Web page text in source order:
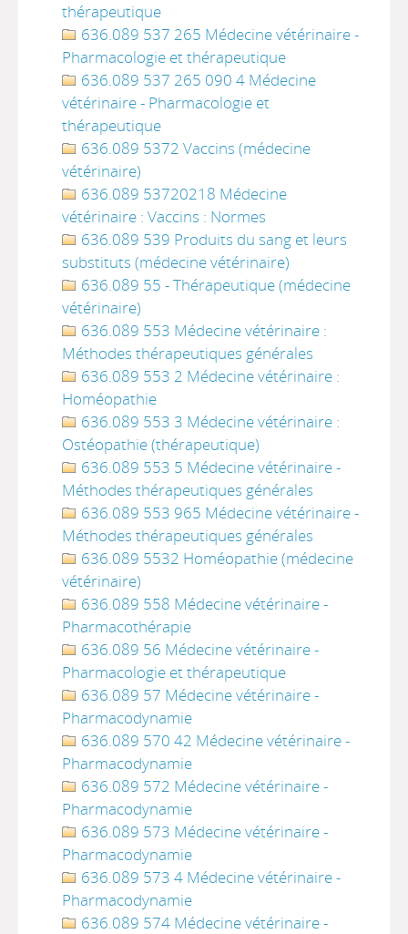
thérapeutique
636.089 537 265 Médecine vétérinaire -
Pharmacologie et thérapeutique
636.089 537 265 090 4 Médecine
vétérinaire - Pharmacologie et
thérapeutique
636.089 5372 Vaccins (médecine
vétérinaire)
636.089 53720218 Médecine
vétérinaire : Vaccins : Normes
636.089 539 Produits du sang et leurs
substituts (médecine vétérinaire)
636.089 55 - Thérapeutique (médecine
vétérinaire)
636.089 553 Médecine vétérinaire :
Méthodes thérapeutiques générales
636.089 553 2 Médecine vétérinaire :
Homéopathie
636.089 553 3 Médecine vétérinaire :
Ostéopathie (thérapeutique)
636.089 553 5 Médecine vétérinaire -
Méthodes thérapeutiques générales
636.089 553 965 Médecine vétérinaire -
Méthodes thérapeutiques générales
636.089 5532 Homéopathie (médecine
vétérinaire)
636.089 558 Médecine vétérinaire -
Pharmacothérapie
636.089 56 Médecine vétérinaire -
Pharmacologie et thérapeutique
636.089 57 Médecine vétérinaire -
Pharmacodynamie
636.089 570 42 Médecine vétérinaire -
Pharmacodynamie
636.089 572 Médecine vétérinaire -
Pharmacodynamie
636.089 573 Médecine vétérinaire -
Pharmacodynamie
636.089 573 4 Médecine vétérinaire -
Pharmacodynamie
636.089 574 Médecine vétérinaire -